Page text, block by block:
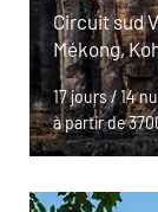
Circuit sud
Mékong,
17 jours / 14
à partir de